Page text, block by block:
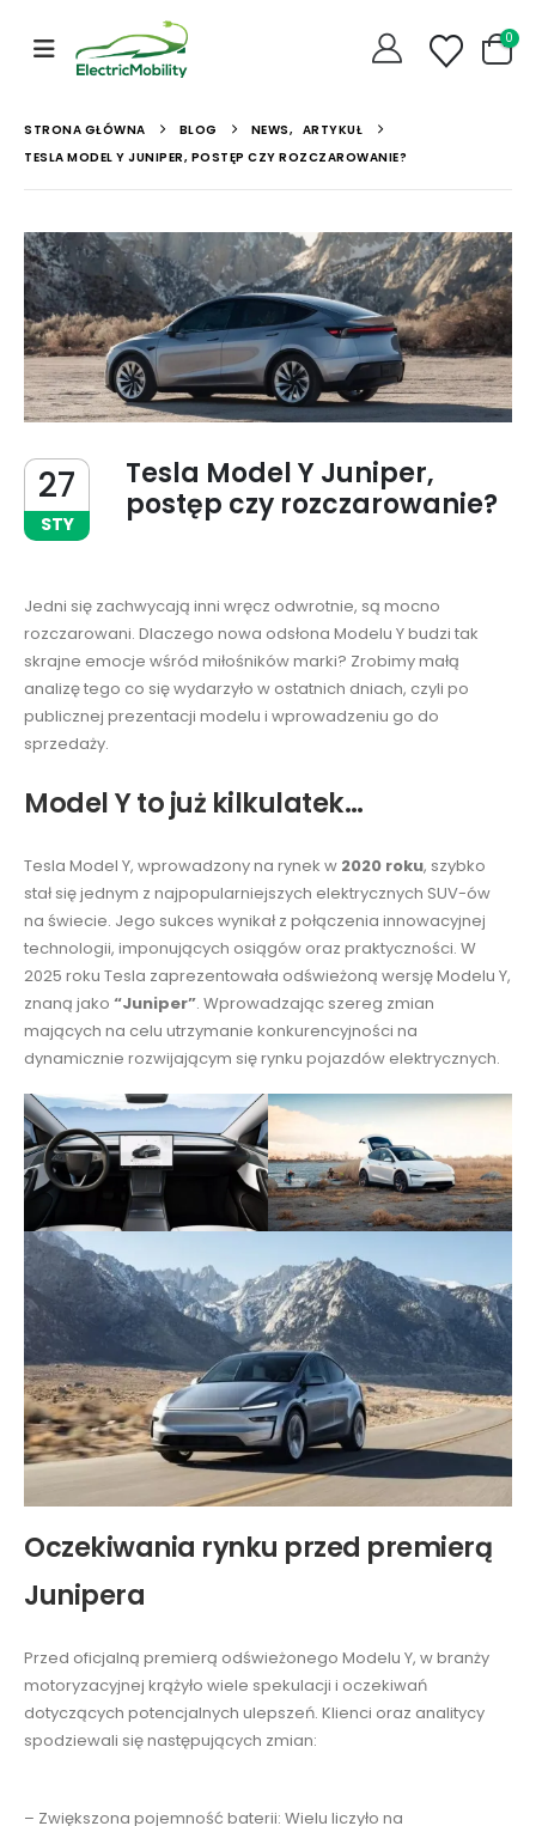
0
STRONA GŁÓWNA BLOG NEWS, ARTYKUŁ
TESLA MODEL Y JUNIPER, POSTĘP CZY ROZCZAROWANIE?
27
STY
Tesla Model Y Juniper,
postęp czy rozczarowanie?
Jedni się zachwycają inni wręcz odwrotnie, są mocno
rozczarowani. Dlaczego nowa odsłona Modelu Y budzi tak
skrajne emocje wśród miłośników marki? Zrobimy małą
analizę tego co się wydarzyło w ostatnich dniach, czyli po
publicznej prezentacji modelu i wprowadzeniu go do
sprzedaży.
Model Y to już kilkulatek…
Tesla Model Y, wprowadzony na rynek w 2020 roku, szybko
stał się jednym z najpopularniejszych elektrycznych SUV-ów
na świecie. Jego sukces wynikał z połączenia innowacyjnej
technologii, imponujących osiągów oraz praktyczności. W
2025 roku Tesla zaprezentowała odświeżoną wersję Modelu Y,
znaną jako “Juniper”. Wprowadzając szereg zmian
mających na celu utrzymanie konkurencyjności na
dynamicznie rozwijającym się rynku pojazdów elektrycznych.
Oczekiwania rynku przed premierą
Junipera
Przed oficjalną premierą odświeżonego Modelu Y, w branży
motoryzacyjnej krążyło wiele spekulacji i oczekiwań
dotyczących potencjalnych ulepszeń. Klienci oraz analitycy
spodziewali się następujących zmian:
– Zwiększona pojemność baterii: Wielu liczyło na